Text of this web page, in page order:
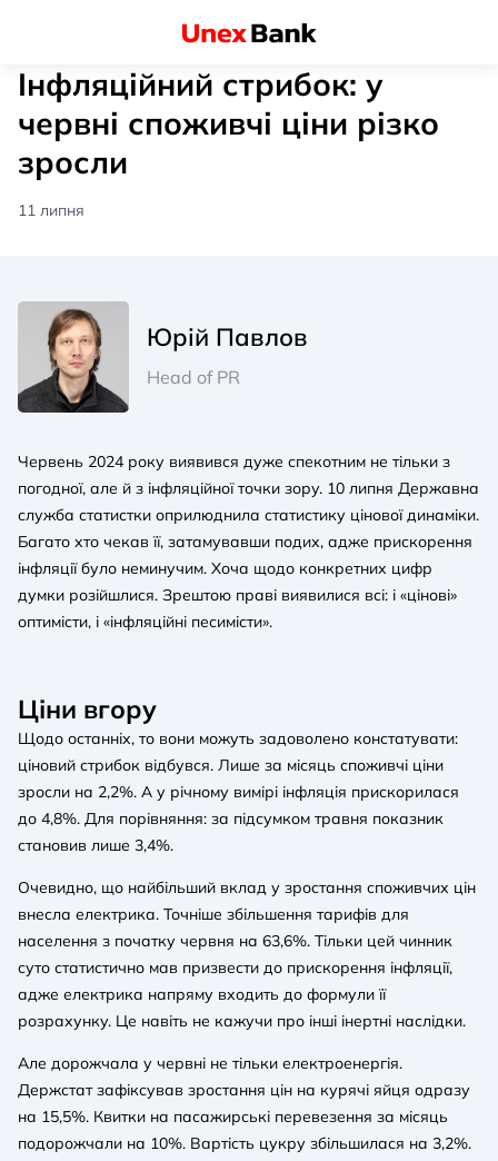
Інфляційний стрибок: у
червні споживчі ціни різко
зросли
11 липня
Юрій Павлов
Head of PR
Червень 2024 року виявився дуже спекотним не тільки з
погодної, але й з інфляційної точки зору. 10 липня Державна
служба статистки оприлюднила статистику цінової динаміки.
Багато хто чекав її, затамувавши подих, адже прискорення
інфляції було неминучим. Хоча щодо конкретних цифр
думки розійшлися. Зрештою праві виявилися всі: і «цінові»
оптимісти, і «інфляційні песимісти».
Ціни вгору
Щодо останніх, то вони можуть задоволено констатувати:
ціновий стрибок відбувся. Лише за місяць споживчі ціни
зросли на 2,2%. А у річному вимірі інфляція прискорилася
до 4,8%. Для порівняння: за підсумком травня показник
становив лише 3,4%.
Очевидно, що найбільший вклад у зростання споживчих цін
внесла електрика. Точніше збільшення тарифів для
населення з початку червня на 63,6%. Тільки цей чинник
суто статистично мав призвести до прискорення інфляції,
адже електрика напряму входить до формули її
розрахунку. Це навіть не кажучи про інші інертні наслідки.
Але дорожчала у червні не тільки електроенергія.
Держстат зафіксував зростання цін на курячі яйця одразу
на 15,5%. Квитки на пасажирські перевезення за місяць
подорожчали на 10%. Вартість цукру збільшилася на 3,2%.